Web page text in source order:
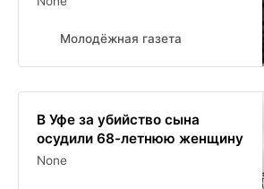
Молодёжная газета
В Уфе за убийство сына
осудили 68-летнюю женщину
None